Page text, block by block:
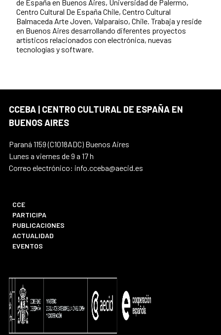
de España en Buenos Aires, Universidad de Palermo,
Centro Cultural De España Chile, Centro Cultural
Balmaceda Arte Joven, Valparaíso, Chile. Trabaja y reside
en Buenos Aires desarrollando diferentes proyectos
artísticos relacionados con electrónica, nuevas
tecnologías y software.
CCEBA | CENTRO CULTURAL DE ESPAÑA EN
BUENOS AIRES
Paraná 1159 (C1018ADC) Buenos Aires
Lunes a viernes de 9 a 17 h
Correo electrónico: info.cceba@aecid.es
CCE
PARTICIPA
PUBLICACIONES
ACTUALIDAD
EVENTOS